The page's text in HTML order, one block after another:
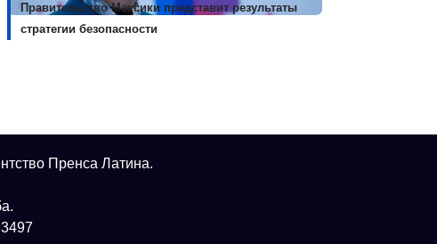
Правительство Мексики представит результаты
стратегии безопасности
Пренса Латина.